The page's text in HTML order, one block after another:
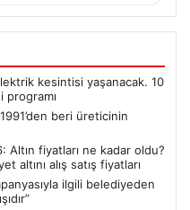
kesintisi yaşanacak. 10
beri üreticinin
Altın fiyatları ne kadar oldu?
altını alış satış fiyatları
ilgili belediyeden